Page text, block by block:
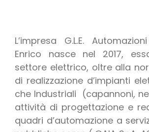
L’impresa G.L.E.
Enrico nasce nel 2017,
settore elettrico, oltre alla
di realizzazione d’impianti
che Industriali (capannoni,
attività di progettazione e
quadri d’automazione a